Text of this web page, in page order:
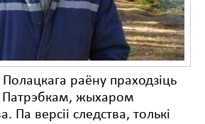
раёну праходзіць
жыхаром
Па версіі следства, толькі